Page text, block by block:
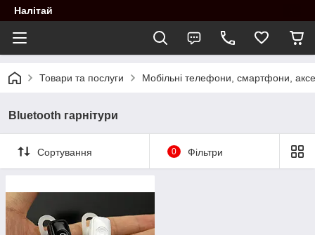
Налітай
Товари та послуги Мобільні телефони, смартфони,
Bluetooth гарнітури
Сортування 0 Фільтри